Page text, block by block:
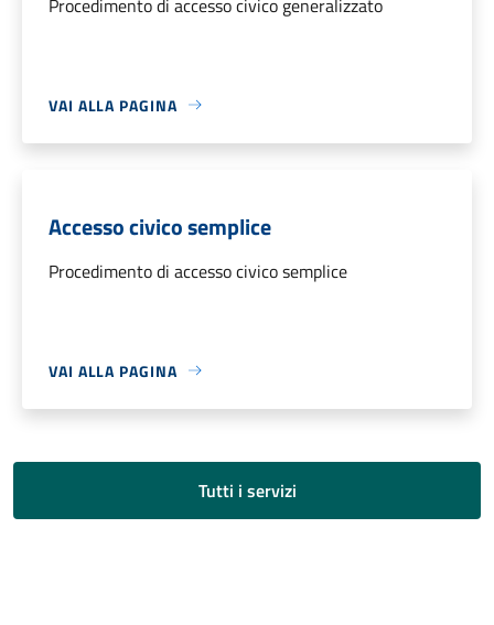
VAI ALLA PAGINA
Accesso civico semplice
Procedimento di accesso civico semplice
VAI ALLA PAGINA
Tutti i servizi